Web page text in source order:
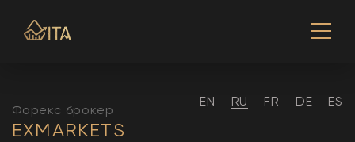
EN RU FR DE ES
Форекс брокер
EXMARKETS